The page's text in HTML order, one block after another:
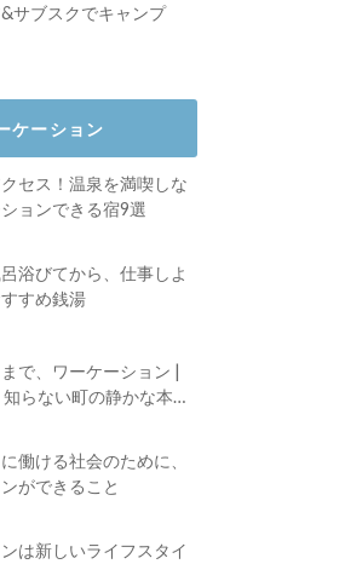
サブスクでキャンプ
ケーション
セス！温泉を満喫しな
ョンできる宿9選
浴びてから、仕事しよ
すめ銭湯
で、ワーケーション |
らない町の静かな本屋
働ける社会のために、
ができること
は新しいライフスタイ